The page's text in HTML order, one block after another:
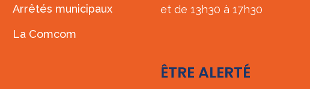
Arrêtés municipaux
La Comcom
et de 13h30 à 17h30
ÊTRE ALERTÉ